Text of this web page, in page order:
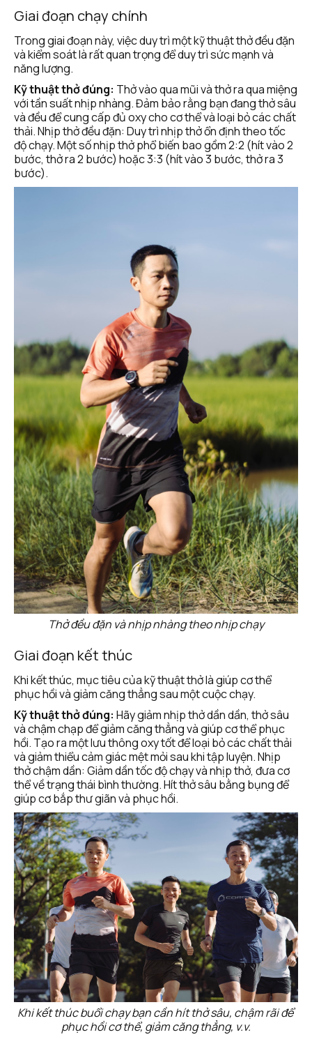
Giai đoạn chạy chính
Trong giai đoạn này, việc duy trì một kỹ thuật thở đều đặn
và kiểm soát là rất quan trọng để duy trì sức mạnh và
năng lượng.
Kỹ thuật thở đúng: Thở vào qua mũi và thở ra qua miệng
với tần suất nhịp nhàng. Đảm bảo rằng bạn đang thở sâu
và đều để cung cấp đủ oxy cho cơ thể và loại bỏ các chất
thải. Nhịp thở đều đặn: Duy trì nhịp thở ổn định theo tốc
độ chạy. Một số nhịp thở phổ biến bao gồm 2:2 (hít vào 2
bước, thở ra 2 bước) hoặc 3:3 (hít vào 3 bước, thở ra 3
bước).
Thở đều đặn và nhịp nhàng theo nhịp chạy
Giai đoạn kết thúc
Khi kết thúc, mục tiêu của kỹ thuật thở là giúp cơ thể
phục hồi và giảm căng thẳng sau một cuộc chạy.
Kỹ thuật thở đúng: Hãy giảm nhịp thở dần dần, thở sâu
và chậm chạp để giảm căng thẳng và giúp cơ thể phục
hồi. Tạo ra một lưu thông oxy tốt để loại bỏ các chất thải
và giảm thiểu cảm giác mệt mỏi sau khi tập luyện. Nhịp
thở chậm dần: Giảm dần tốc độ chạy và nhịp thở, đưa cơ
thể về trạng thái bình thường. Hít thở sâu bằng bụng để
giúp cơ bắp thư giãn và phục hồi.
Khi kết thúc buổi chạy bạn cần hít thở sâu, chậm rãi để
phục hồi cơ thể, giảm căng thẳng, v.v.